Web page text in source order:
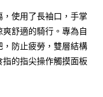
連結，可透過四大超商／
易完成。
您需要取消訂單，請聯絡
有效，需透過AFTEE先享
使用了長袖口，手掌
爽舒適的騎行。專為自
防止疲勞，雙層結構
的指尖操作觸摸面板